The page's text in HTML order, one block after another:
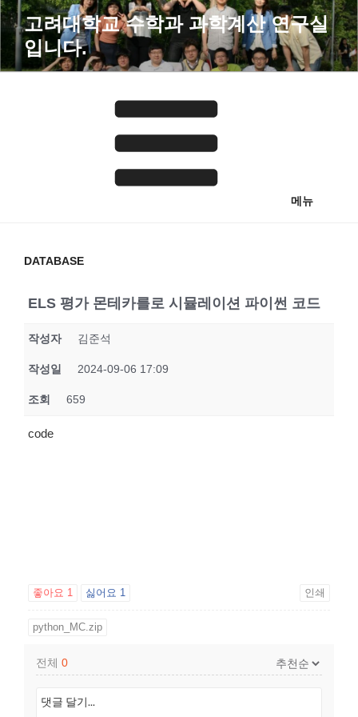
콘
텐
츠
로
고려대학교 수학과 과학계산 연구실
입니다.
메뉴
DATABASE
ELS 평가 몬테카를로 시뮬레이션 파이썬 코드
작성자 김준석
작성일 2024-09-06 17:09
조회 659
code
좋아요 1 싫어요 1 인쇄
python_MC.zip
전체 0